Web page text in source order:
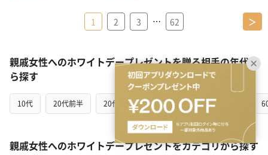
1 2 3 … 62 ＞
親戚女性へのホワイトデープレゼントを贈る相手の年代か
ら探す
10代 20代前半 20代後半 30代 40代
親戚女性へのホワイトデープレゼントをカテゴリから探す